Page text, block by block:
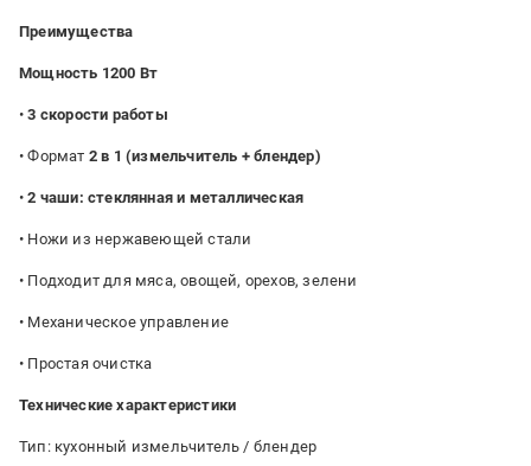
Преимущества
Мощность 1200 Вт
•3 скорости работы
• Формат 2 в 1 (измельчитель + блендер)
•2 чаши: стеклянная и металлическая
• Ножи из нержавеющей стали
• Подходит для мяса, овощей, орехов, зелени
• Механическое управление
• Простая очистка
Технические характеристики
Тип: кухонный измельчитель / блендер